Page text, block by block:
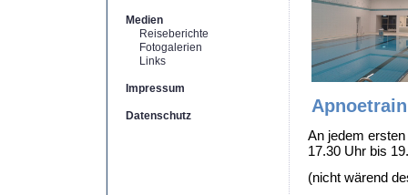
Medien
Reiseberichte
Fotogalerien
Links
Impressum
Datenschutz
An jedem
17.30 Uhr bis
(nicht wärend